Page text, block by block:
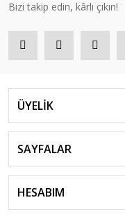
Bizi takip edin, kârlı çıkın!
ÜYELİK
SAYFALAR
HESABIM